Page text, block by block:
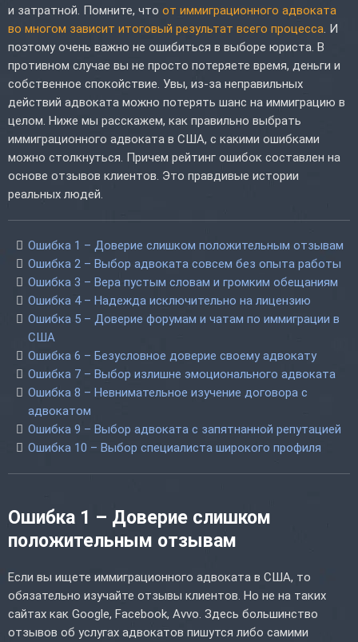
и затратной. Помните, что от иммиграционного адвоката
во многом зависит итоговый результат всего процесса . И
поэтому очень важно не ошибиться в выборе юриста. В
противном случае вы не просто потеряете время, деньги и
собственное спокойствие. Увы, из-за неправильных
действий адвоката можно потерять шанс на иммиграцию в
целом. Ниже мы расскажем, как правильно выбрать
иммиграционного адвоката в США, с какими ошибками
можно столкнуться. Причем рейтинг ошибок составлен на
основе отзывов клиентов. Это правдивые истории
реальных людей.
Ошибка 1 – Доверие слишком положительным отзывам
Ошибка 2 – Выбор адвоката совсем без опыта работы
Ошибка 3 – Вера пустым словам и громким обещаниям
Ошибка 4 – Надежда исключительно на лицензию
Ошибка 5 – Доверие форумам и чатам по иммиграции в
США
Ошибка 6 – Безусловное доверие своему адвокату
Ошибка 7 – Выбор излишне эмоционального адвоката
Ошибка 8 – Невнимательное изучение договора с
адвокатом
Ошибка 9 – Выбор адвоката с запятнанной репутацией
Ошибка 10 – Выбор специалиста широкого профиля
Ошибка 1 – Доверие слишком
положительным отзывам
Если вы ищете иммиграционного адвоката в США, то
обязательно изучайте отзывы клиентов. Но не на таких
сайтах как Google, Facebook, Avvo. Здесь большинство
отзывов об услугах адвокатов пишутся либо самими